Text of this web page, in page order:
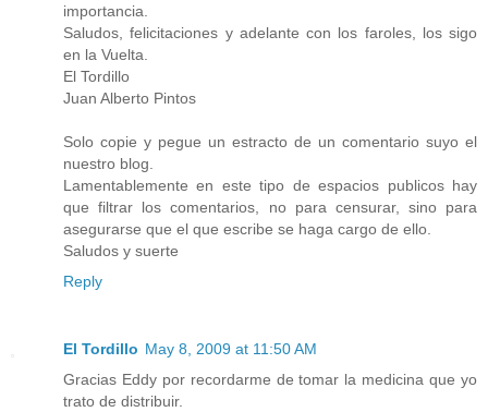
importancia.
Saludos, felicitaciones y adelante con los faroles, los sigo
en la Vuelta.
El Tordillo
Juan Alberto Pintos
Solo copie y pegue un estracto de un comentario suyo el
nuestro blog.
Lamentablemente en este tipo de espacios publicos hay
que filtrar los comentarios, no para censurar, sino para
asegurarse que el que escribe se haga cargo de ello.
Saludos y suerte
Reply
El Tordillo May 8, 2009 at 11:50 AM
Gracias Eddy por recordarme de tomar la medicina que yo
trato de distribuir.